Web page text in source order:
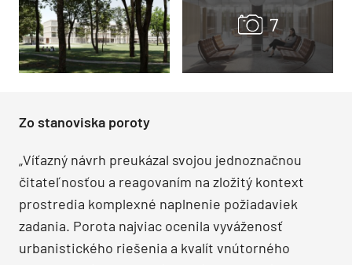
Zo stanoviska poroty
„Víťazný návrh preukázal svojou jednoznačnou
čitateľnosťou a reagovaním na zložitý kontext
prostredia komplexné naplnenie požiadaviek
zadania. Porota najviac ocenila vyváženosť
urbanistického riešenia a kvalít vnútorného